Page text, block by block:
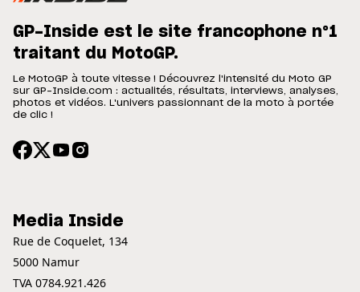
GP-Inside est le site francophone n°1
traitant du MotoGP.
Le MotoGP à toute vitesse ! Découvrez l'intensité du Moto GP
sur GP-Inside.com : actualités, résultats, interviews, analyses,
photos et vidéos. L'univers passionnant de la moto à portée
de clic !
Media Inside
Rue de Coquelet, 134
5000 Namur
TVA 0784.921.426